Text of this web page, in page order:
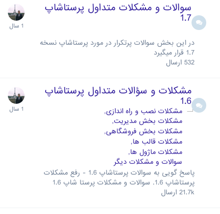
سوالات و مشکلات متداول پرستاشاپ
1.7
در این بخش سوالات پرتکرار در مورد پرستاشاپ نسخه
1.7 قرار میگیرد
532 ارسال
مشکلات و سؤالات متداول پرستاشاپ
1.6
مشکلات نصب و راه اندازی
مشکلات بخش مدیریت
مشکلات بخش فروشگاهی
مشکلات قالب ها
مشکلات ماژول ها
سوالات و مشکلات دیگر
پاسخ گویی به سوالات پرستاشاپ 1.6 - رفع مشکلات
پرستاشاپ 1.6. سوالات و مشکلات پرستا شاپ 1.6
21.7k ارسال